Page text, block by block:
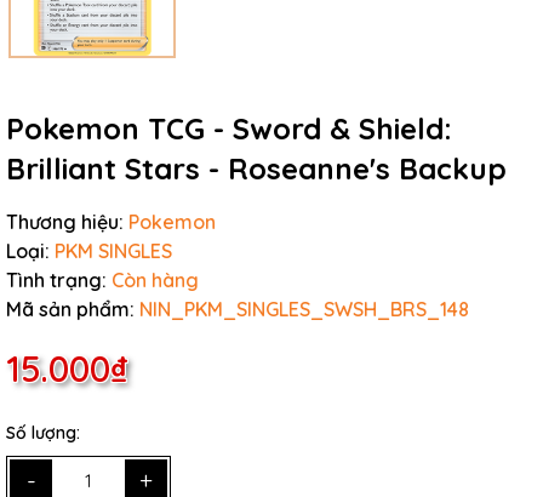
Pokemon TCG - Sword & Shield:
Brilliant Stars - Roseanne's Backup
Thương hiệu: Pokemon
Loại: PKM SINGLES
Tình trạng: Còn hàng
Mã sản phẩm: NIN_PKM_SINGLES_SWSH_BRS_148
15.000₫
Số lượng:
- +